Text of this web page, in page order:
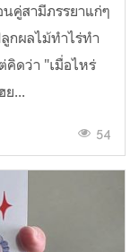
คู่สามีภรรยาแก่ๆ
กผลไม้ทำไร่ทำ
คิดว่า "เมื่อไหร่
ย...
54